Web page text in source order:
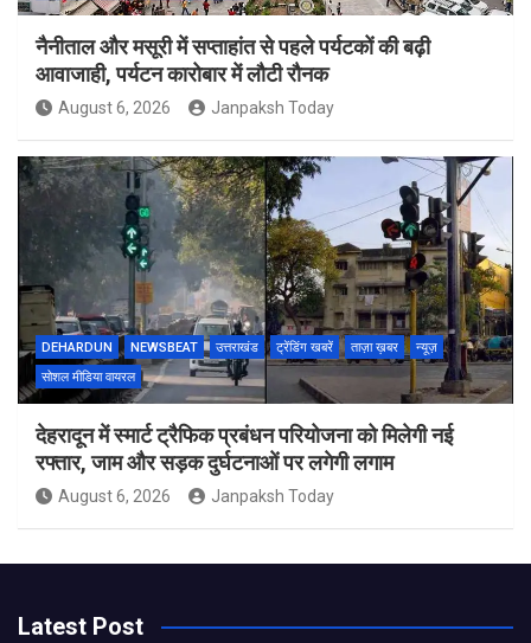
नैनीताल और मसूरी में सप्ताहांत से पहले पर्यटकों की बढ़ी
आवाजाही, पर्यटन कारोबार में लौटी रौनक
August 6, 2026 Janpaksh Today
DEHARDUN NEWSBEAT उत्तराखंड ट्रेंडिंग खबरें ताज़ा ख़बर
न्यूज़
सोशल मीडिया वायरल
देहरादून में स्मार्ट ट्रैफिक प्रबंधन परियोजना को मिलेगी नई
रफ्तार, जाम और सड़क दुर्घटनाओं पर लगेगी लगाम
August 6, 2026 Janpaksh Today
Latest Post